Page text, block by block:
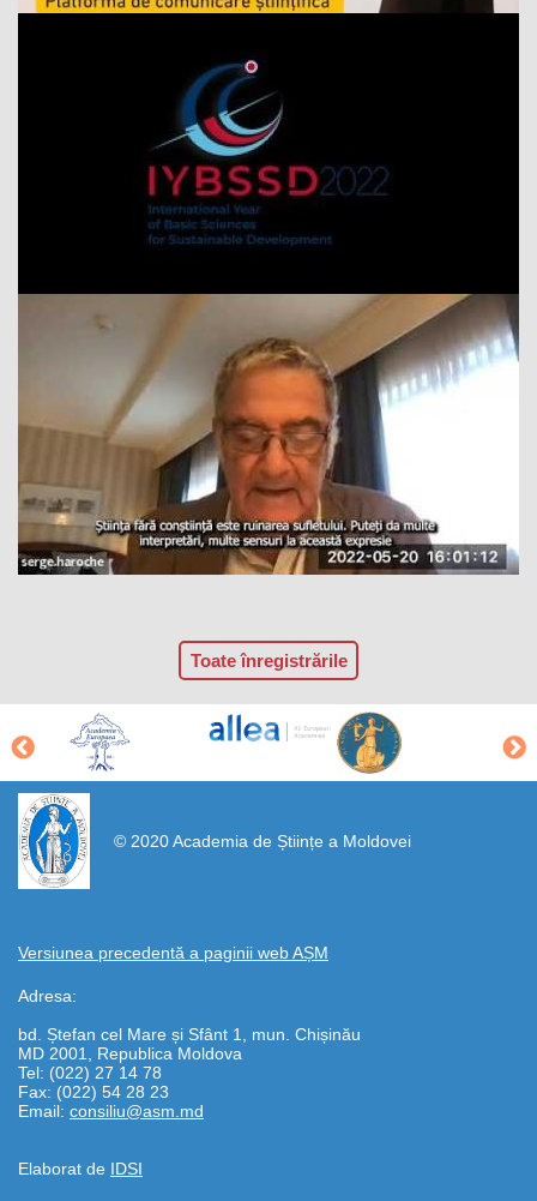
Toate înregistrările
© 2020 Academia de Științe a Moldovei
Versiunea precedentă a paginii web AȘM
Adresa:
bd. Ștefan cel Mare și Sfânt 1, mun. Chișinău
MD 2001, Republica Moldova
Tel: (022) 27 14 78
Fax: (022) 54 28 23
Email: consiliu@asm.md
Elaborat de IDSI
https://propletenie.ru/